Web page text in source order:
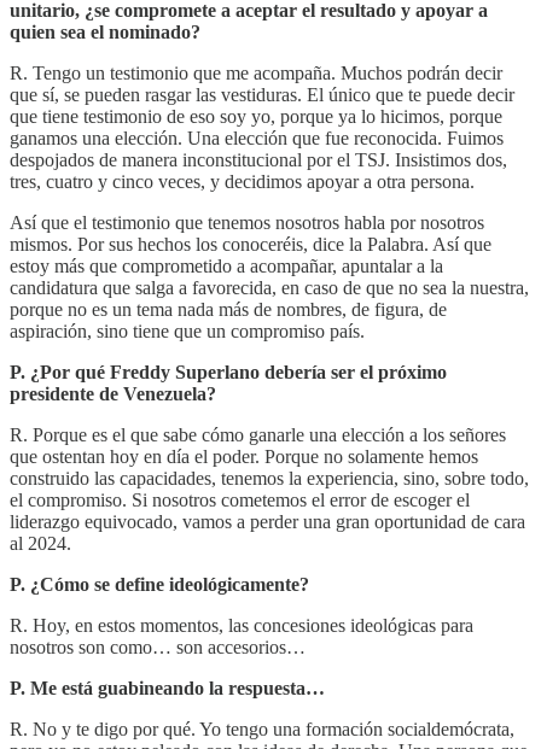
unitario, ¿se compromete a aceptar el resultado y apoyar a
quien sea el nominado?
R. Tengo un testimonio que me acompaña. Muchos podrán decir
que sí, se pueden rasgar las vestiduras. El único que te puede decir
que tiene testimonio de eso soy yo, porque ya lo hicimos, porque
ganamos una elección. Una elección que fue reconocida. Fuimos
despojados de manera inconstitucional por el TSJ. Insistimos dos,
tres, cuatro y cinco veces, y decidimos apoyar a otra persona.
Así que el testimonio que tenemos nosotros habla por nosotros
mismos. Por sus hechos los conoceréis, dice la Palabra. Así que
estoy más que comprometido a acompañar, apuntalar a la
candidatura que salga a favorecida, en caso de que no sea la nuestra,
porque no es un tema nada más de nombres, de figura, de
aspiración, sino tiene que un compromiso país.
P. ¿Por qué Freddy Superlano debería ser el próximo
presidente de Venezuela?
R. Porque es el que sabe cómo ganarle una elección a los señores
que ostentan hoy en día el poder. Porque no solamente hemos
construido las capacidades, tenemos la experiencia, sino, sobre todo,
el compromiso. Si nosotros cometemos el error de escoger el
liderazgo equivocado, vamos a perder una gran oportunidad de cara
al 2024.
P. ¿Cómo se define ideológicamente?
R. Hoy, en estos momentos, las concesiones ideológicas para
nosotros son como… son accesorios…
P. Me está guabineando la respuesta…
R. No y te digo por qué. Yo tengo una formación socialdemócrata,